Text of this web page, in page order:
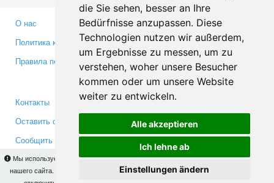
die Sie sehen, besser an Ihre
Bedürfnisse anzupassen. Diese
Technologien nutzen wir außerdem,
um Ergebnisse zu messen, um zu
verstehen, woher unsere Besucher
kommen oder um unsere Website
weiter zu entwickeln.
Alle akzeptieren
Ich lehne ab
Einstellungen ändern
Мы используем cookies для того, чтобы Вы могли использовать весь функционал
нашего сайта. На
Вы сможете узнать подробности и, при желании,
О нас
Политика конфиденциальности
Правила пользования
Партнерам
Инвесторам
Медиа
Контакты
Оставить отзыв
Сообщить об ошибке
Facebook
Twitter
YouTube
Google+